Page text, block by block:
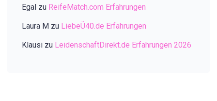
Egal zu ReifeMatch.com Erfahrungen
Laura M zu LiebeÜ40.de Erfahrungen
Klausi zu LeidenschaftDirekt.de Erfahrungen 2026